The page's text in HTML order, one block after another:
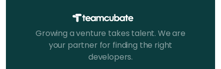
Growing a venture takes talent. We are
your partner for finding the right
developers.